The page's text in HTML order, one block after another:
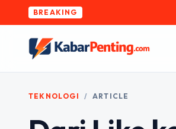
BREAKING
TEKNOLOGI / ARTICLE